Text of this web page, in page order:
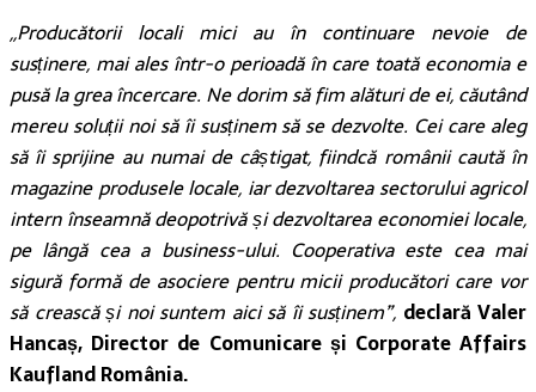
,,Producătorii locali mici au în continuare nevoie de
susținere, mai ales într-o perioadă în care toată economia e
pusă la grea încercare. Ne dorim să fim alături de ei, căutând
mereu soluții noi să îi susținem să se dezvolte. Cei care aleg
să îi sprijine au numai de câștigat, fiindcă românii caută în
magazine produsele locale, iar dezvoltarea sectorului agricol
intern înseamnă deopotrivă și dezvoltarea economiei locale,
pe lângă cea a business-ului. Cooperativa este cea mai
sigură formă de asociere pentru micii producători care vor
să crească și noi suntem aici să îi susținem”, declară Valer
Hancaș, Director de Comunicare și Corporate Affairs
Kaufland România.